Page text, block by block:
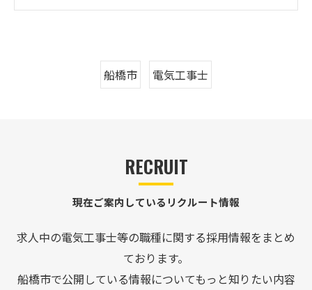
船橋市 電気工事士
RECRUIT
現在ご案内しているリクルート情報
求人中の電気工事士等の職種に関する採用情報をまとめ
ております。
船橋市で公開している情報についてもっと知りたい内容